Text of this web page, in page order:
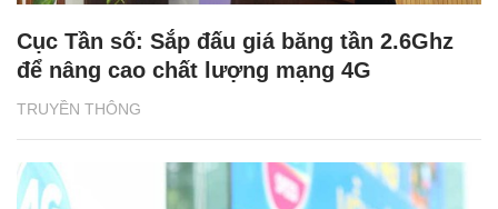
TRUYỀN THÔNG
Cục Tần số: Sắp đấu giá băng tần 2.6Ghz
để nâng cao chất lượng mạng 4G